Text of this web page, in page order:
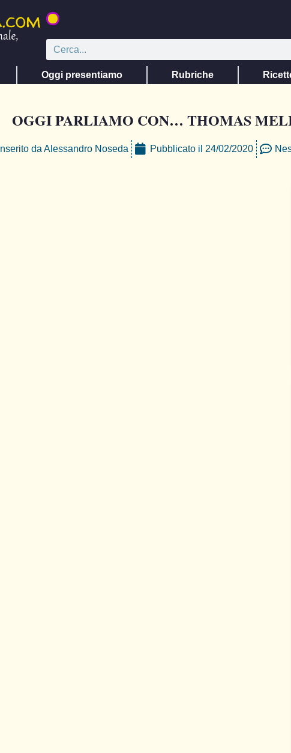
Oggi presentiamo Rubriche
OGGI PARLIAMO CON… THOMAS
Inserito da Alessandro Noseda Pubblicato il 24/02/2020